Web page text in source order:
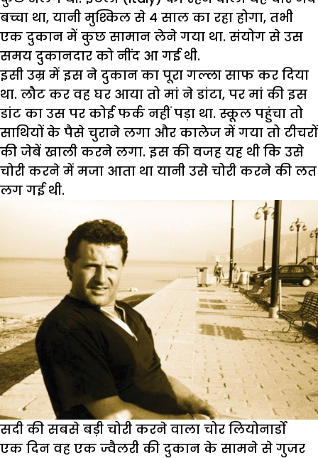
बच्चा था, यानी मुश्किल से 4 साल का रहा होगा, तभी
एक दुकान में कुछ सामान लेने गया था. संयोग से उस
समय दुकानदार को नींद आ गई थी.
इसी उम्र में इस ने दुकान का पूरा गल्ला साफ कर दिया
था. लौट कर वह घर आया तो मां ने डांटा, पर मां की इस
डांट का उस पर कोई फर्क नहीं पड़ा था. स्कूल पहुंचा तो
साथियों के पैसे चुराने लगा और कालेज में गया तो टीचरों
की जेबें खाली करने लगा. इस की वजह यह थी कि उसे
चोरी करने में मजा आता था यानी उसे चोरी करने की लत
लग गई थी.
सदी की सबसे बड़ी चोरी करने वाला चोर लियोनार्डो
एक दिन वह एक ज्वैलरी की दुकान के सामने से गुजर